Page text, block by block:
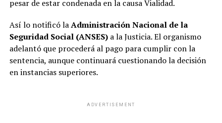
pesar de estar condenada en la causa Vialidad.
Así lo notificó laAdministración Nacional de la
Seguridad Social (ANSES)a la Justicia. El organismo
adelantó que procederá al pago para cumplir con la
sentencia, aunque continuará cuestionando la decisión
en instancias superiores.
ADVERTISEMENT